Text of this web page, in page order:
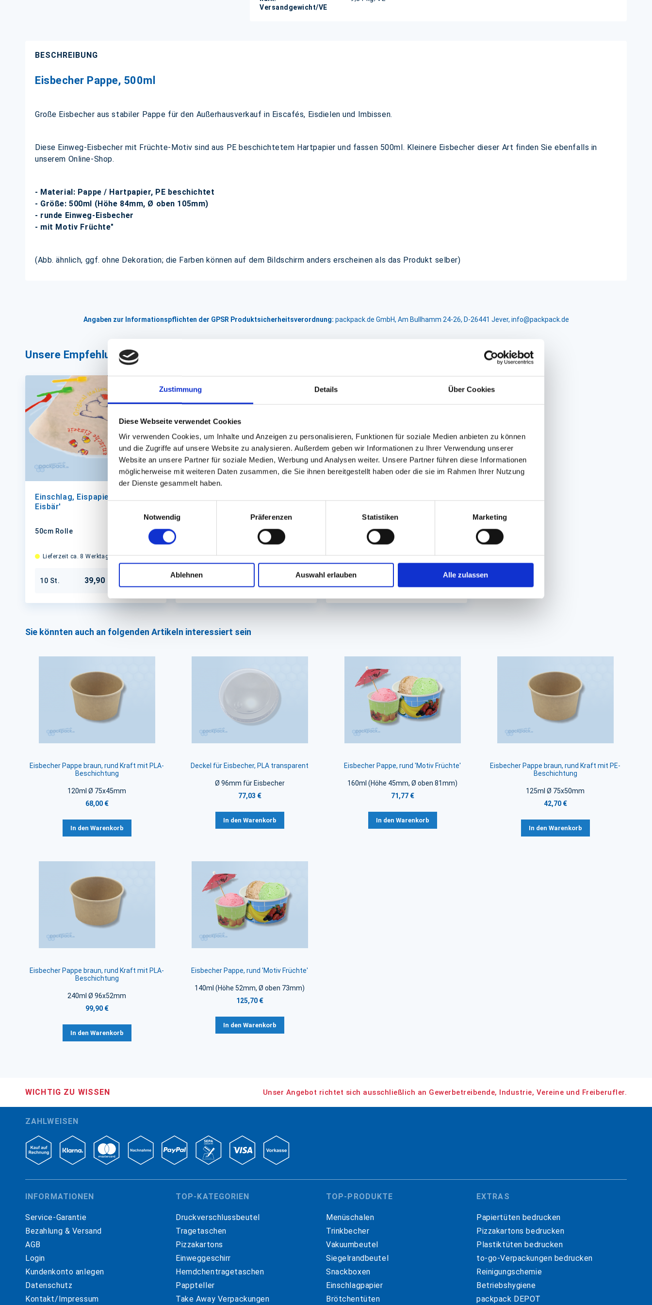
Zustimmung Details Über Cookies
Diese Webseite verwendet Cookies
Wir verwenden Cookies, um Inhalte und Anzeigen zu personalisieren, Funktionen für soziale Medien anbieten zu können
und die Zugriffe auf unsere Website zu analysieren. Außerdem geben wir Informationen zu Ihrer Verwendung unserer
Website an unsere Partner für soziale Medien, Werbung und Analysen weiter. Unsere Partner führen diese Informationen
möglicherweise mit weiteren Daten zusammen, die Sie ihnen bereitgestellt haben oder die sie im Rahmen Ihrer Nutzung
der Dienste gesammelt haben.
Notwendig
Präferenzen Statistiken Marketing
Ablehnen Auswahl erlauben Alle zulassen
Versandgewicht/VE
BESCHREIBUNG
Eisbecher Pappe, 500ml
Große Eisbecher aus stabiler Pappe für den Außerhausverkauf in Eiscafés, Eisdielen und Imbissen.
Diese Einweg-Eisbecher mit Früchte-Motiv sind aus PE beschichtetem Hartpapier und fassen 500ml. Kleinere Eisbecher dieser Art finden Sie ebenfalls in
unserem Online-Shop.
- Material: Pappe / Hartpapier, PE beschichtet
- Größe: 500ml (Höhe 84mm, Ø oben 105mm)
- runde Einweg-Eisbecher
- mit Motiv Früchte"
(Abb. ähnlich, ggf. ohne Dekoration; die Farben können auf dem Bildschirm anders erscheinen als das Produkt selber)
Angaben zur Informationspflichten der GPSR Produktsicherheitsverordnung: packpack.de GmbH, Am Bullhamm 24-26, D-26441 Jever, info@packpack.de
Unsere Empfehlungen
Einschlag, Eispapier 'Motiv
Eisbär'
50cm Rolle
Lieferzeit ca. 8 Werktage
10 St. 39,90 €
Auf Lager. Sofort lieferbar. Lieferzeit ca. 8 Werktage
Sie könnten auch an folgenden Artikeln interessiert sein
Eisbecher Pappe braun, rund Kraft mit PLA-
Beschichtung
120ml Ø 75x45mm
68,00 €
In den Warenkorb
Deckel für Eisbecher, PLA transparent
Ø 96mm für Eisbecher
77,03 €
In den Warenkorb
Eisbecher Pappe, rund 'Motiv Früchte'
160ml (Höhe 45mm, Ø oben 81mm)
71,77 €
In den Warenkorb
Eisbecher Pappe braun, rund Kraft mit PE-
Beschichtung
125ml Ø 75x50mm
42,70 €
In den Warenkorb
Eisbecher Pappe braun, rund Kraft mit PLA-
Beschichtung
240ml Ø 96x52mm
99,90 €
In den Warenkorb
Eisbecher Pappe, rund 'Motiv Früchte'
140ml (Höhe 52mm, Ø oben 73mm)
125,70 €
In den Warenkorb
WICHTIG ZU WISSEN Unser Angebot richtet sich ausschließlich an Gewerbetreibende, Industrie, Vereine und Freiberufler.
ZAHLWEISEN
INFORMATIONEN
Service-Garantie
Bezahlung & Versand
AGB
Login
Kundenkonto anlegen
Datenschutz
Kontakt/Impressum
TOP-KATEGORIEN
Druckverschlussbeutel
Tragetaschen
Pizzakartons
Einweggeschirr
Hemdchentragetaschen
Pappteller
Take Away Verpackungen
TOP-PRODUKTE
Menüschalen
Trinkbecher
Vakuumbeutel
Siegelrandbeutel
Snackboxen
Einschlagpapier
Brötchentüten
EXTRAS
Papiertüten bedrucken
Pizzakartons bedrucken
Plastiktüten bedrucken
to-go-Verpackungen bedrucken
Reinigungschemie
Betriebshygiene
packpack DEPOT